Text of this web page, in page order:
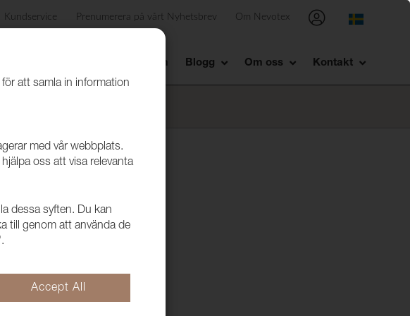
Kundservice Prenumerera på vårt Nyhetsbrev Om Nevotex
Showroom Blogg Om oss Kontakt
att samla in information
med vår webbplats.
oss att visa relevanta
dessa syften. Du kan
till genom att använda de
Accept All